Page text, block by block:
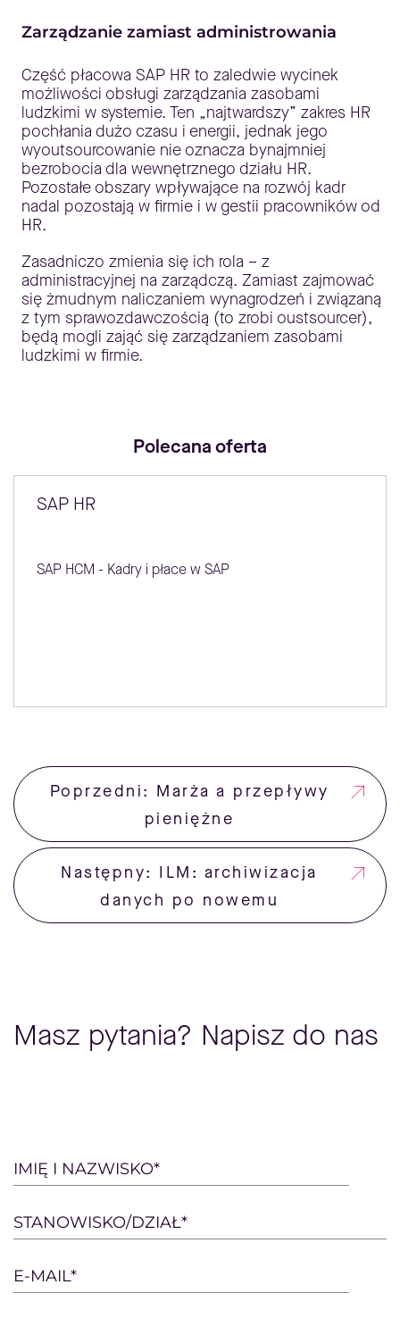
Zarządzanie zamiast administrowania
Część płacowa SAP HR to zaledwie wycinek
możliwości obsługi zarządzania zasobami
ludzkimi w systemie. Ten „najtwardszy” zakres HR
pochłania dużo czasu i energii, jednak jego
wyoutsourcowanie nie oznacza bynajmniej
bezrobocia dla wewnętrznego działu HR.
Pozostałe obszary wpływające na rozwój kadr
nadal pozostają w firmie i w gestii pracowników od
HR.
Zasadniczo zmienia się ich rola – z
administracyjnej na zarządczą. Zamiast zajmować
się żmudnym naliczaniem wynagrodzeń i związaną
z tym sprawozdawczością (to zrobi oustsourcer),
będą mogli zająć się zarządzaniem zasobami
ludzkimi w firmie.
Polecana oferta
SAP HR
SAP HCM - Kadry i płace w SAP
Poprzedni: Marża a przepływy
pieniężne
Następny: ILM: archiwizacja
danych po nowemu
Masz pytania? Napisz do nas
Please
this
field
empty.
IMIĘ I NAZWISKO*
STANOWISKO/DZIAŁ*
E-MAIL*